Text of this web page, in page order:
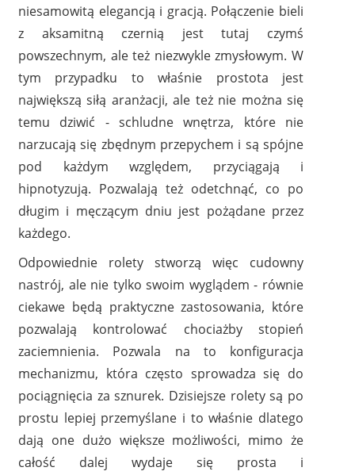
niesamowitą elegancją i gracją. Połączenie bieli
z aksamitną czernią jest tutaj czymś
powszechnym, ale też niezwykle zmysłowym. W
tym przypadku to właśnie prostota jest
największą siłą aranżacji, ale też nie można się
temu dziwić - schludne wnętrza, które nie
narzucają się zbędnym przepychem i są spójne
pod każdym względem, przyciągają i
hipnotyzują. Pozwalają też odetchnąć, co po
długim i męczącym dniu jest pożądane przez
każdego.
Odpowiednie rolety stworzą więc cudowny
nastrój, ale nie tylko swoim wyglądem - równie
ciekawe będą praktyczne zastosowania, które
pozwalają kontrolować chociażby stopień
zaciemnienia. Pozwala na to konfiguracja
mechanizmu, która często sprowadza się do
pociągnięcia za sznurek. Dzisiejsze rolety są po
prostu lepiej przemyślane i to właśnie dlatego
dają one dużo większe możliwości, mimo że
całość dalej wydaje się prosta i